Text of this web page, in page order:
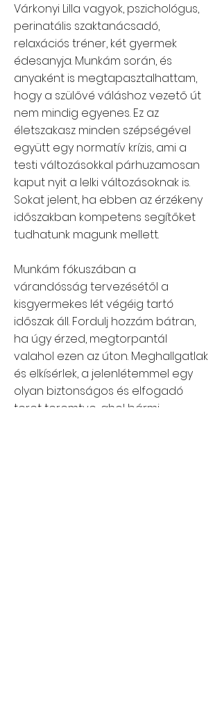
Várkonyi Lilla vagyok, pszichológus,
perinatális szaktanácsadó,
relaxációs tréner, két gyermek
édesanyja. Munkám során, és
anyaként is megtapasztalhattam,
hogy a szülővé váláshoz vezető út
nem mindig egyenes. Ez az
életszakasz minden szépségével
együtt egy normatív krízis, ami a
testi változásokkal párhuzamosan
kaput nyit a lelki változásoknak is.
Sokat jelent, ha ebben az érzékeny
időszakban kompetens segítőket
tudhatunk magunk mellett.
Munkám fókuszában a
várandósság tervezésétől a
kisgyermekes lét végéig tartó
időszak áll. Fordulj hozzám bátran,
ha úgy érzed, megtorpantál
valahol ezen az úton. Meghallgatlak
és elkísérlek, a jelenlétemmel egy
olyan biztonságos és elfogadó
teret teremtve, ahol bármi